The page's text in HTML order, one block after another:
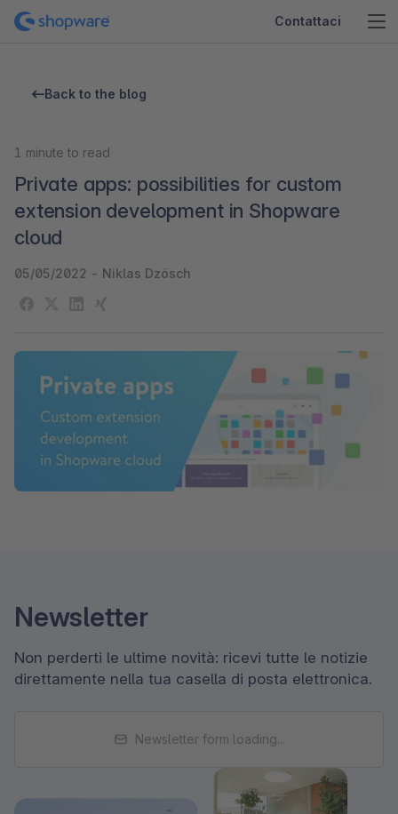
Contattaci
Back to the blog
1 minute to read
Private apps: possibilities for custom
extension development in Shopware
cloud
05/05/2022 - Niklas Dzösch
Newsletter
Non perderti le ultime novità: ricevi tutte le notizie
direttamente nella tua casella di posta elettronica.
Newsletter form loading...